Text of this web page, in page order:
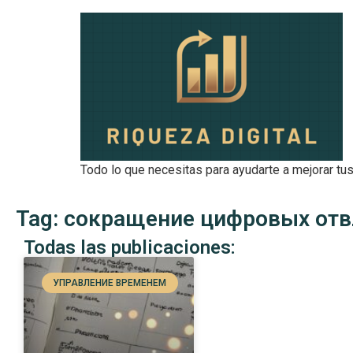
Todo lo que necesitas para ayudarte a mejorar
Tag: сокращение цифровых
Todas las publicaciones:
УПРАВЛЕНИЕ ВРЕМЕНЕМ